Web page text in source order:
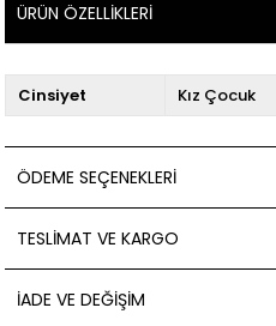
ÜRÜN ÖZELLIKLERI
Cinsiyet Kız Çocuk
ÖDEME SEÇENEKLERI
TESLIMAT VE KARGO
İADE VE DEĞIŞIM